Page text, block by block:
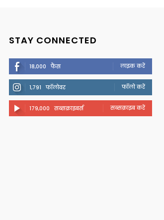
STAY CONNECTED
18,000 फैंस लाइक करें
1,791 फॉलोवर फॉलो करें
179,000 सब्सक्राइबर्स सब्सक्राइब करें